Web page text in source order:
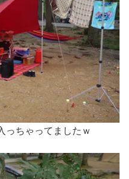
っちゃってましたｗ